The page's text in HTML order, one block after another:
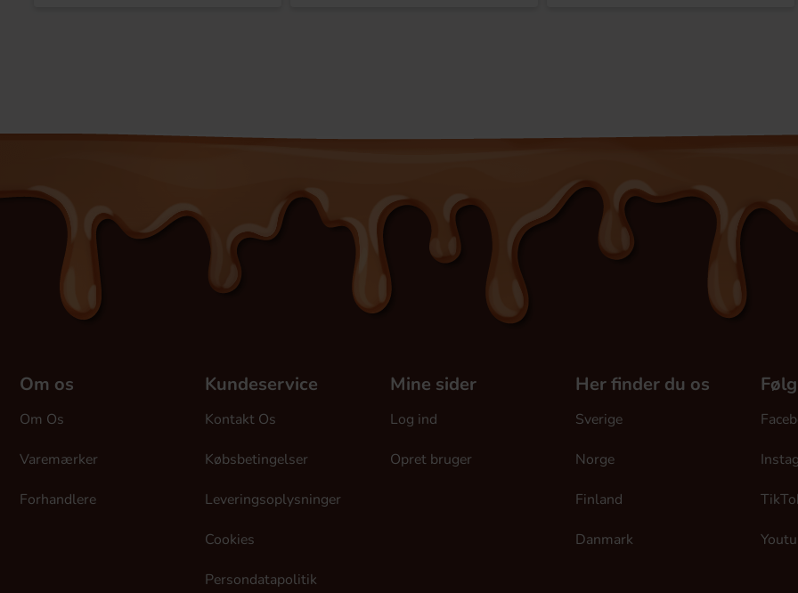
Om os
Om Os
Varemærker
Forhandlere
Kundeservice
Kontakt Os
Købsbetingelser
Leveringsoplysninger
Cookies
Persondatapolitik
Mine sider
Log ind
Opret bruger
Her finder du os
Sverige
Norge
Finland
Danmark